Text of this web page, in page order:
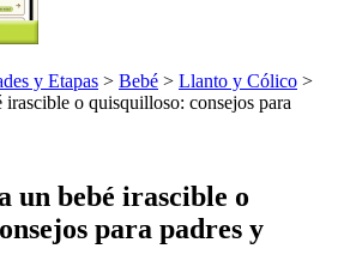
y Etapas > Bebé > Llanto y Cólico >
o quisquilloso: consejos para
un bebé irascible o
para padres y